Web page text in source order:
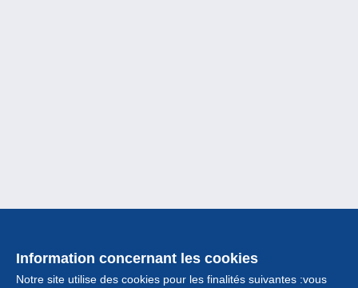
Information concernant les cookies
Notre site utilise des cookies pour les finalités suivantes :vous